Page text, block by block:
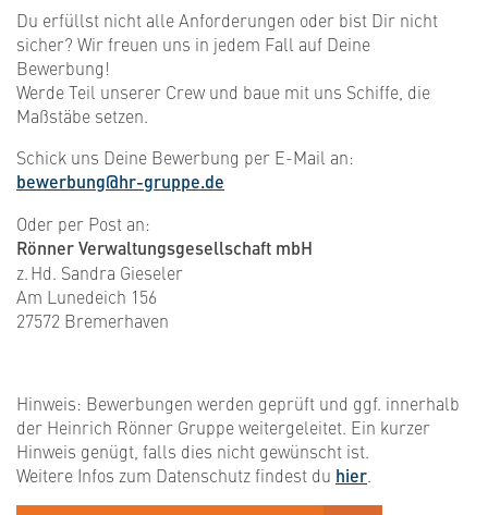
Du erfüllst nicht alle Anforderungen oder bist Dir nicht
sicher? Wir freuen uns in jedem Fall auf Deine
Bewerbung!
Werde Teil unserer Crew und baue mit uns Schiffe, die
Maßstäbe setzen.
Schick uns Deine Bewerbung per E-Mail an:
bewerbung@hr-gruppe.de
Oder per Post an:
Rönner Verwaltungsgesellschaft mbH
z. Hd. Sandra Gieseler
Am Lunedeich 156
27572 Bremerhaven
Hinweis: Bewerbungen werden geprüft und ggf. innerhalb
der Heinrich Rönner Gruppe weitergeleitet. Ein kurzer
Hinweis genügt, falls dies nicht gewünscht ist.
Weitere Infos zum Datenschutz findest du hier.